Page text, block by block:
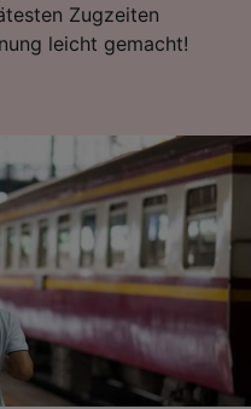
Zugzeiten
leicht gemacht!